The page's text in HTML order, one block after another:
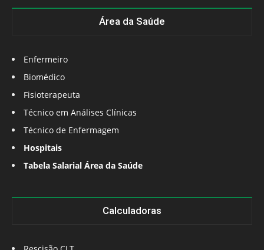
Área da Saúde
Enfermeiro
Biomédico
Fisioterapeuta
Técnico em Análises Clínicas
Técnico de Enfermagem
Hospitais
Tabela Salarial Área da Saúde
Calculadoras